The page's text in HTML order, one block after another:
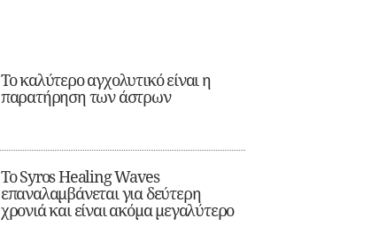
Το καλύτερο αγχολυτικό είναι η
παρατήρηση των άστρων
Το Syros Healing Waves
επαναλαμβάνεται για δεύτερη
χρονιά και είναι ακόμα μεγαλύτερο